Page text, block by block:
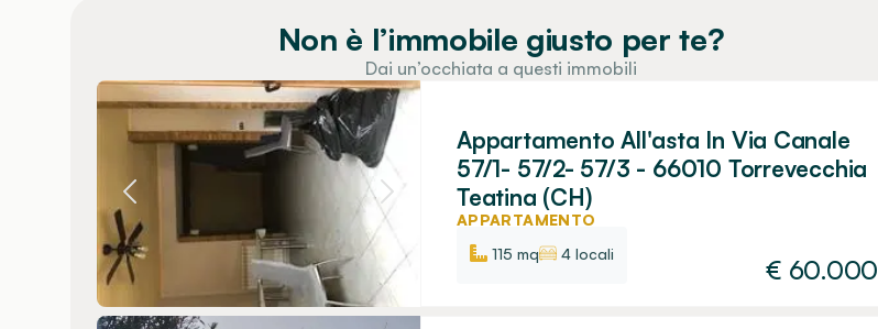
Non è l’immobile giusto per te?
Dai un’occhiata a questi immobili
Appartamento All'asta In Via Canale
57/1- 57/2- 57/3 - 66010 Torrevecchia
Teatina (CH)
APPARTAMENTO
115 mq
4 locali
€ 60.000